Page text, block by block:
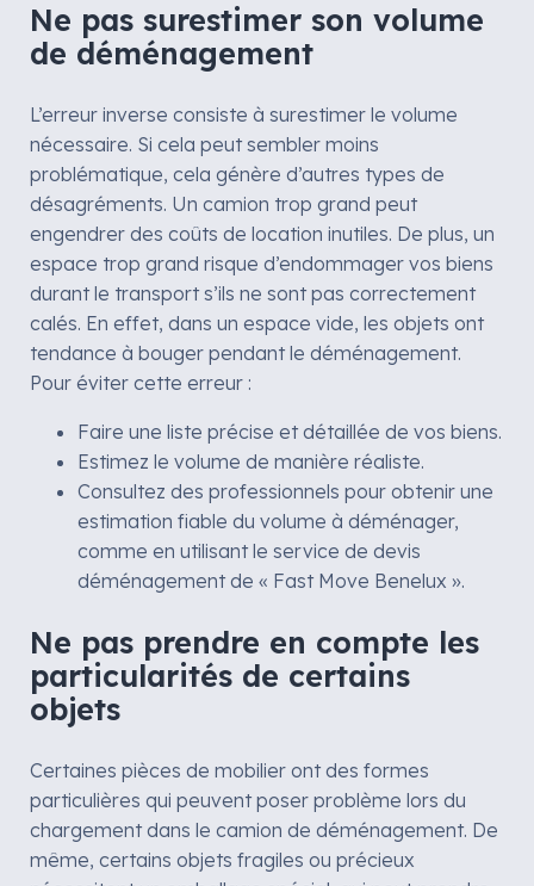
Ne pas surestimer son volume
de déménagement
L’erreur inverse consiste à surestimer le volume
nécessaire. Si cela peut sembler moins
problématique, cela génère d’autres types de
désagréments. Un camion trop grand peut
engendrer des coûts de location inutiles. De plus, un
espace trop grand risque d’endommager vos biens
durant le transport s’ils ne sont pas correctement
calés. En effet, dans un espace vide, les objets ont
tendance à bouger pendant le déménagement.
Pour éviter cette erreur :
Faire une liste précise et détaillée de vos biens.
Estimez le volume de manière réaliste.
Consultez des professionnels pour obtenir une
estimation fiable du volume à déménager,
comme en utilisant le service de devis
déménagement de « Fast Move Benelux ».
Ne pas prendre en compte les
particularités de certains
objets
Certaines pièces de mobilier ont des formes
particulières qui peuvent poser problème lors du
chargement dans le camion de déménagement. De
même, certains objets fragiles ou précieux